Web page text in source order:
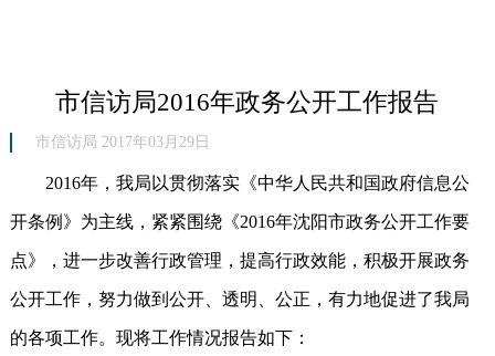
市信访局2016年政务公开工作报告
市信访局 2017年03月29日
2016年，我局以贯彻落实《中华人民共和国政府信息公
开条例》为主线，紧紧围绕《2016年沈阳市政务公开工作要
点》，进一步改善行政管理，提高行政效能，积极开展政务
公开工作，努力做到公开、透明、公正，有力地促进了我局
的各项工作。现将工作情况报告如下：